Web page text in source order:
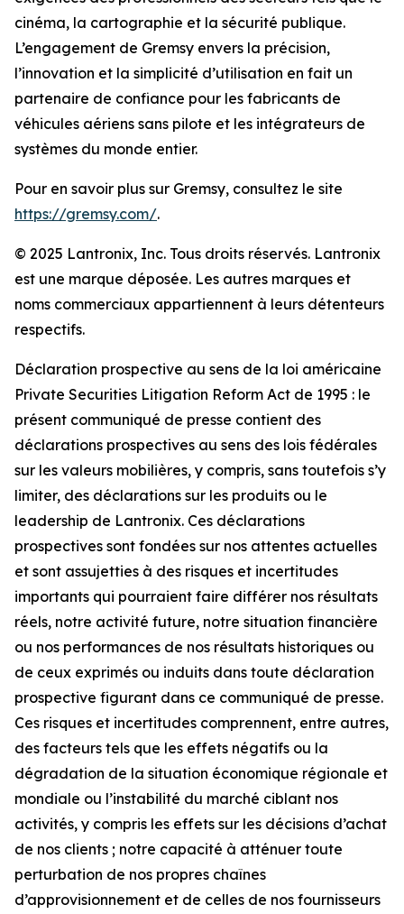
cinéma, la cartographie et la sécurité publique.
L’engagement de Gremsy envers la précision,
l’innovation et la simplicité d’utilisation en fait un
partenaire de confiance pour les fabricants de
véhicules aériens sans pilote et les intégrateurs de
systèmes du monde entier.
Pour en savoir plus sur Gremsy, consultez le site
https://gremsy.com/.
© 2025 Lantronix, Inc. Tous droits réservés. Lantronix
est une marque déposée. Les autres marques et
noms commerciaux appartiennent à leurs détenteurs
respectifs.
Déclaration prospective au sens de la loi américaine
Private Securities Litigation Reform Act de 1995 : le
présent communiqué de presse contient des
déclarations prospectives au sens des lois fédérales
sur les valeurs mobilières, y compris, sans toutefois s’y
limiter, des déclarations sur les produits ou le
leadership de Lantronix. Ces déclarations
prospectives sont fondées sur nos attentes actuelles
et sont assujetties à des risques et incertitudes
importants qui pourraient faire différer nos résultats
réels, notre activité future, notre situation financière
ou nos performances de nos résultats historiques ou
de ceux exprimés ou induits dans toute déclaration
prospective figurant dans ce communiqué de presse.
Ces risques et incertitudes comprennent, entre autres,
des facteurs tels que les effets négatifs ou la
dégradation de la situation économique régionale et
mondiale ou l’instabilité du marché ciblant nos
activités, y compris les effets sur les décisions d’achat
de nos clients ; notre capacité à atténuer toute
perturbation de nos propres chaînes
d’approvisionnement et de celles de nos fournisseurs